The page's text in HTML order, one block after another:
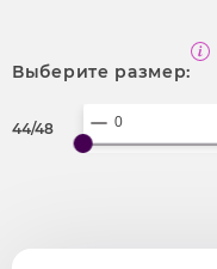
Выберите размер:
44/48